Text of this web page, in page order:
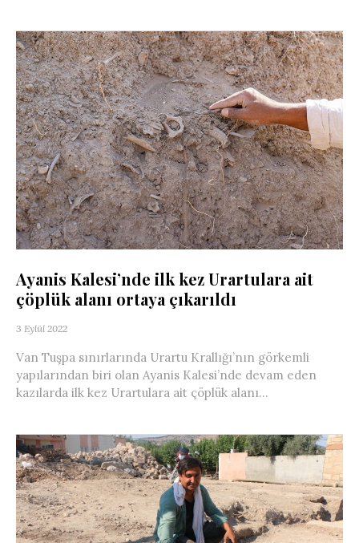
Ayanis Kalesi’nde ilk kez Urartulara ait
çöplük alanı ortaya çıkarıldı
3 Eylül 2022
Van Tuşpa sınırlarında Urartu Krallığı’nın görkemli
yapılarından biri olan Ayanis Kalesi’nde devam eden
kazılarda ilk kez Urartulara ait çöplük alanı...